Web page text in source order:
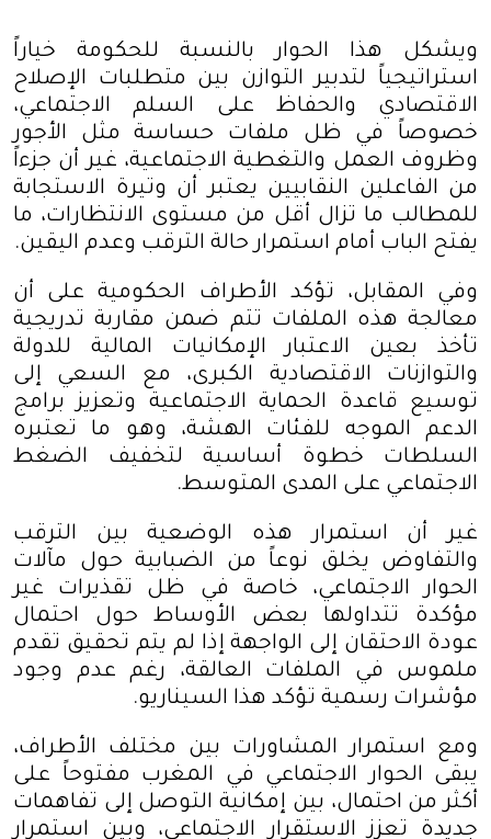
ويشكل هذا الحوار بالنسبة للحكومة خياراً
استراتيجياً لتدبير التوازن بين متطلبات الإصلاح
الاقتصادي والحفاظ على السلم الاجتماعي،
خصوصاً في ظل ملفات حساسة مثل الأجور
وظروف العمل والتغطية الاجتماعية، غير أن جزءاً
من الفاعلين النقابيين يعتبر أن وتيرة الاستجابة
للمطالب ما تزال أقل من مستوى الانتظارات، ما
يفتح الباب أمام استمرار حالة الترقب وعدم اليقين.
وفي المقابل، تؤكد الأطراف الحكومية على أن
معالجة هذه الملفات تتم ضمن مقاربة تدريجية
تأخذ بعين الاعتبار الإمكانيات المالية للدولة
والتوازنات الاقتصادية الكبرى، مع السعي إلى
توسيع قاعدة الحماية الاجتماعية وتعزيز برامج
الدعم الموجه للفئات الهشة، وهو ما تعتبره
السلطات خطوة أساسية لتخفيف الضغط
الاجتماعي على المدى المتوسط.
غير أن استمرار هذه الوضعية بين الترقب
والتفاوض يخلق نوعاً من الضبابية حول مآلات
الحوار الاجتماعي، خاصة في ظل تقذيرات غير
مؤكدة تتداولها بعض الأوساط حول احتمال
عودة الاحتقان إلى الواجهة إذا لم يتم تحقيق تقدم
ملموس في الملفات العالقة، رغم عدم وجود
مؤشرات رسمية تؤكد هذا السيناريو.
ومع استمرار المشاورات بين مختلف الأطراف،
يبقى الحوار الاجتماعي في المغرب مفتوحاً على
أكثر من احتمال، بين إمكانية التوصل إلى تفاهمات
جديدة تعزز الاستقرار الاجتماعي، وبين استمرار